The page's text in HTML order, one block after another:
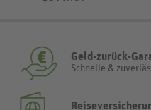
Geld-zurück-
Schnelle &